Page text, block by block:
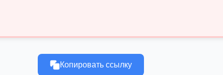
Копировать ссылку